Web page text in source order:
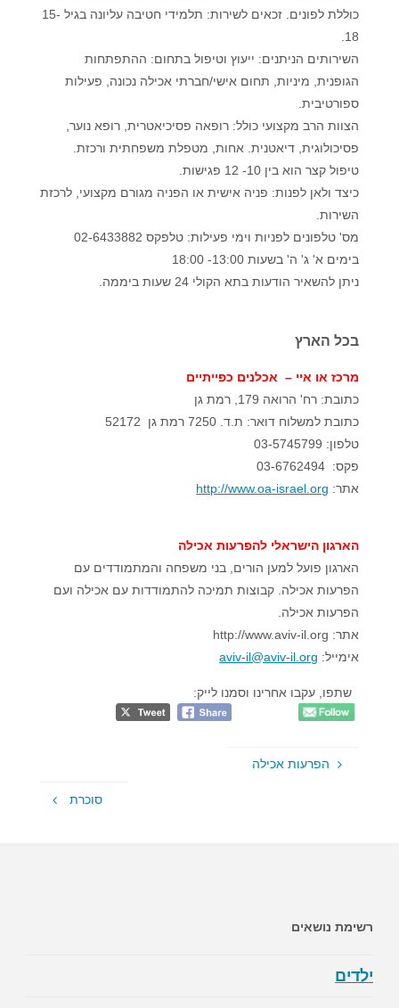
כוללת לפונים. זכאים לשירות: תלמידי חטיבה עליונה בגיל 15-
18.
השירותים הניתנים: ייעוץ וטיפול בתחום: ההתפתחות
הגופנית, מיניות, תחום אישי/חברתי אכילה נכונה, פעילות
ספורטיבית.
הצוות הרב מקצועי כולל: רופאה פסיכיאטרית, רופא נוער,
פסיכולוגית, דיאטנית. אחות, מטפלת משפחתית ורכזת.
טיפול קצר הוא בין 10- 12 פגישות.
כיצד ולאן לפנות: פניה אישית או הפניה מגורם מקצועי, לרכזת
השירות.
מס' טלפונים לפניות וימי פעילות: טלפקס 02-6433882
בימים א' ג' ה' בשעות 13:00- 18:00
ניתן להשאיר הודעות בתא הקולי 24 שעות ביממה.
בכל הארץ
מרכז או איי – אכלנים כפייתיים
כתובת: רח' הרואה 179, רמת גן
כתובת למשלוח דואר: ת.ד. 7250 רמת גן 52172
טלפון: 03-5745799
פקס: 03-6762494
אתר: http://www.oa-israel.org
הארגון הישראלי להפרעות אכילה
הארגון פועל למען הורים, בני משפחה והמתמודדים עם
הפרעות אכילה. קבוצות תמיכה להתמודדות עם אכילה ועם
הפרעות אכילה.
אתר: http://www.aviv-il.org
אימייל: aviv-il@aviv-il.org
שתפו, עקבו אחרינו וסמנו לייק:
הפרעות אכילה
סוכרת
רשימת נושאים
ילדים